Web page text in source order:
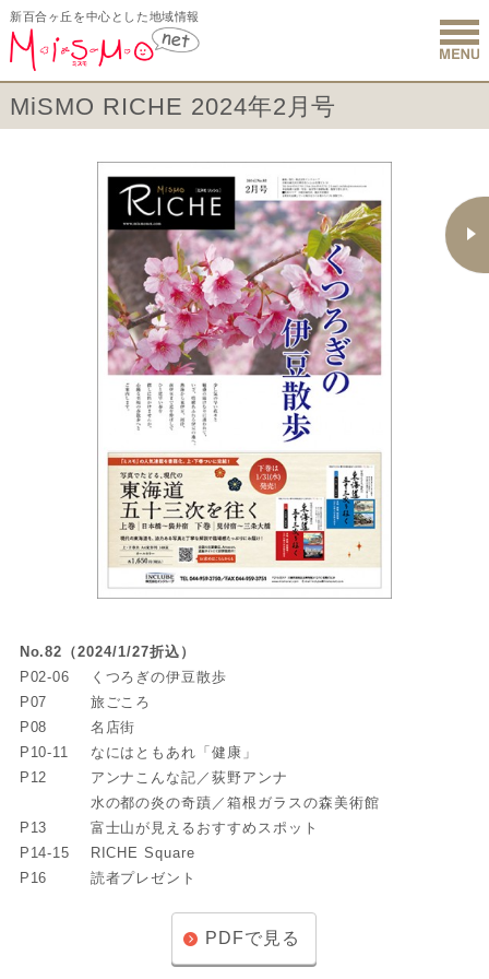
新百合ヶ丘を中心とした地域情報
新百合ヶ
MiSMO RICHE 2024年2月号
No.82（2024/1/27折込）
P02-06
くつろぎの伊豆散歩
P07
旅ごころ
P08
名店街
P10-11
なにはともあれ「健康」
P12
アンナこんな記／荻野アンナ
水の都の炎の奇蹟／箱根ガラスの森美術館
P13
富士山が見えるおすすめスポット
P14-15
RICHE Square
P16
読者プレゼント
PDFで見る